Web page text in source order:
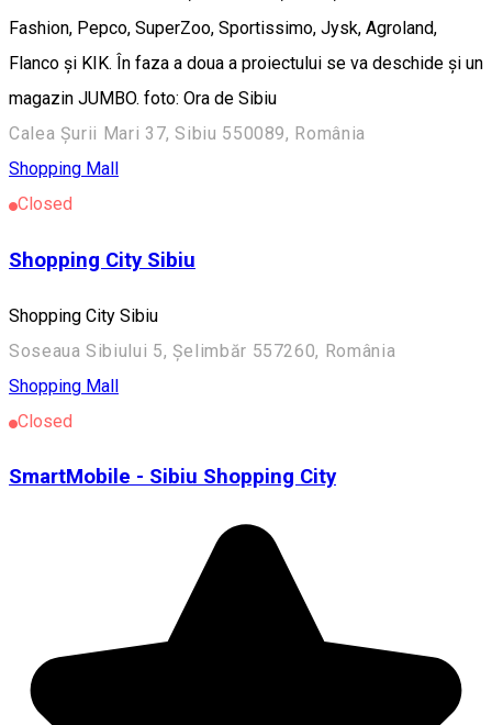
Fashion, Pepco, SuperZoo, Sportissimo, Jysk, Agroland,
Flanco și KIK. În faza a doua a proiectului se va deschide și un
magazin JUMBO. foto: Ora de Sibiu
Calea Șurii Mari 37, Sibiu 550089, România
Shopping Mall
Closed
Shopping City Sibiu
Shopping City Sibiu
Soseaua Sibiului 5, Șelimbăr 557260, România
Shopping Mall
Closed
SmartMobile - Sibiu Shopping City